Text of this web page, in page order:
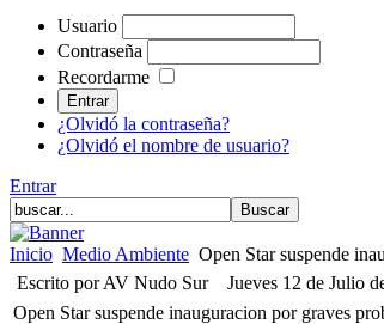
Usuario
Contraseña
Recordarme
¿Olvidó la contraseña?
¿Olvidó el nombre de usuario?
Entrar
Inicio Medio Ambiente Open Star suspende
Escrito por AV Nudo Sur
Jueves 12 de Julio
Open Star suspende inauguracion por graves